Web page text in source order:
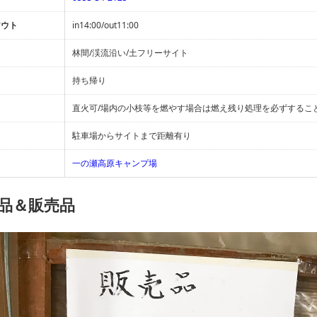
ト in14:00/out11:00
林間/渓流沿い/土フリーサイト
持ち帰り
直火可/場内の小枝等を燃やす場合は燃え残り処理を必ずするこ
駐車場からサイトまで距離有り
一の瀬高原キャンプ場
＆販売品